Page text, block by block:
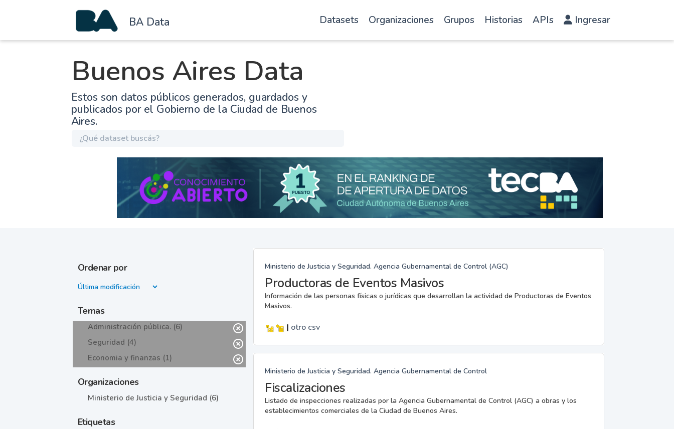
BA Data Datasets Organizaciones Grupos Historias APIs Ingresar
Buenos Aires Data
Estos son datos públicos generados, guardados y
publicados por el Gobierno de la Ciudad de Buenos
Aires.
Ordenar por
Temas
Administración pública. (6)
Seguridad (4)
Economia y finanzas (1)
Organizaciones
Ministerio de Justicia y Seguridad (6)
Etiquetas
Ministerio de Justicia y Seguridad. Agencia Gubernamental de Control (AGC)
Productoras de Eventos Masivos
Información de las personas físicas o jurídicas que desarrollan la actividad de Productoras de Eventos
Masivos.
| otro csv
Ministerio de Justicia y Seguridad. Agencia Gubernamental de Control
Fiscalizaciones
Listado de inspecciones realizadas por la Agencia Gubernamental de Control (AGC) a obras y los
establecimientos comerciales de la Ciudad de Buenos Aires.